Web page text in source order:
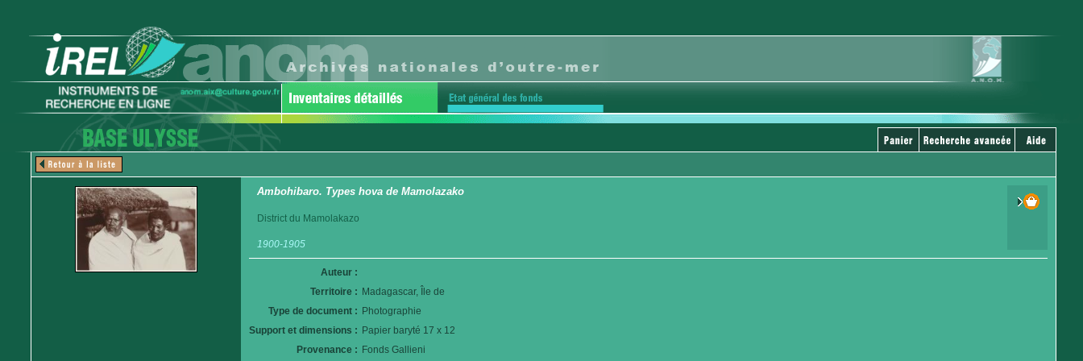
Ambohibaro. Types hova de Mamolazako
District du Mamolakazo
1900-1905
Auteur :
Territoire : Madagascar, Île de
Type de document : Photographie
Support et dimensions : Papier baryté 17 x 12
Provenance : Fonds Gallieni